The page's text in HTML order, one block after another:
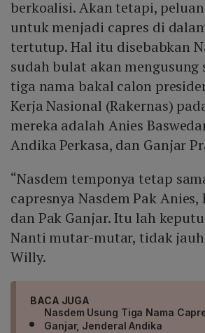
berkoalisi. Akan tetapi,
untuk menjadi capres di
tertutup. Hal itu disebabkan
sudah bulat akan
tiga nama bakal calon
Kerja Nasional (Rakernas)
mereka adalah Anies
Andika Perkasa, dan Ganjar
“Nasdem temponya tetap
capresnya Nasdem Pak
dan Pak Ganjar. Itu lah
Nanti mutar-mutar, tidak
Willy.
BACA JUGA
Nasdem Usung Tiga Nama
Ganjar, Jenderal Andika